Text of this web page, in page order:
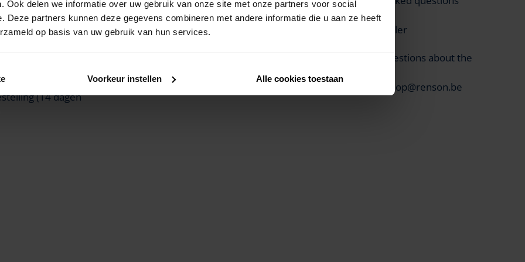
Ook delen we informatie over uw gebruik van onze site met onze partners voor social
Deze partners kunnen deze gegevens combineren met andere informatie die u aan ze heeft
op basis van uw gebruik van hun services.
Voorkeur instellen Alle cookies toestaan
(14 dagen
Air quality meter
Filter kits
Sun protection
Find your dealer
Aftersales questions about the
webshop@renson.be